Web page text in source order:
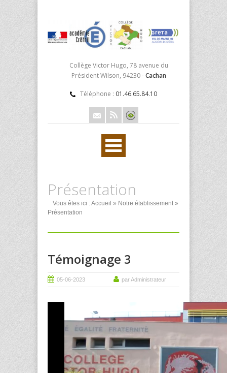
Collège Victor Hugo, 78 avenue du
Président Wilson, 94230 -Cachan
Téléphone : 01.46.65.84.10
Présentation
Vous êtes ici :Accueil » Notre établissement »
Présentation
Témoignage 3
05-06-2023 par Administrateur